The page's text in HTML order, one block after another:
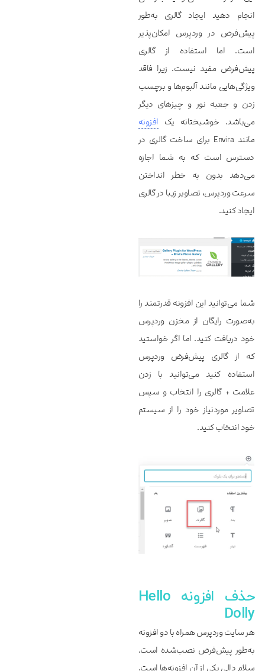
انجام دهید ایجاد گالری به‌طور
پیش‌فرض در وردپرس امکان‌پذیر
است. اما استفاده از گالری
پیش‌فرض مفید نیست. زیرا فاقد
ویژگی‌هایی مانند آلبوم‌ها و برچسب
زدن و جعبه نور و چیزهای دیگر
می‌باشد. خوشبختانه یک افزونه
مانند Envira برای ساخت گالری در
دسترس است که به شما اجازه
می‌دهد بدون به خطر انداختن
سرعت وردپرس، تصاویر زیبا در گالری
ایجاد کنید.
شما می‌توانید این افزونه قدرتمند را
به‌صورت رایگان از مخزن وردپرس
خود دریافت کنید. اما اگر خواستید
که از گالری پیش‌فرض وردپرس
استفاده کنید می‌توانید با زدن
علامت + گالری را انتخاب و سپس
تصاویر موردنیاز خود را از سیستم
خود انتخاب کنید.
حذف افزونه Hello
Dolly
هر سایت وردپرس همراه با دو افزونه
به‌طور پیش‌فرض نصب‌شده است.
سلام دالی یکی از آن افزونه‌ها است.